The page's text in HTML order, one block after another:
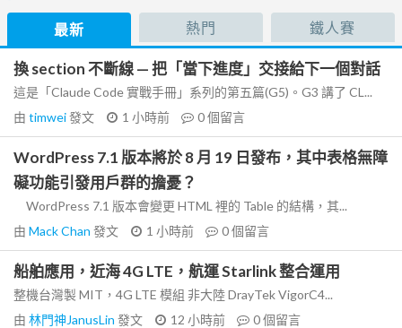
最新 熱門 鐵人賽
換 section 不斷線 — 把「當下進度」交接給下一個對話
這是「Claude Code 實戰手冊」系列的第五篇(G5)。G3 講了 CL...
由 timwei發文 1 小時前 0個留言
WordPress 7.1 版本將於 8 月 19 日發布，其中表格無障
礙功能引發用戶群的擔憂？
WordPress 7.1 版本會變更 HTML 裡的 Table 的結構，其...
由 Mack Chan 發文 1 小時前 0個留言
船舶應用，近海 4G LTE，航運 Starlink 整合運用
整機台灣製 MIT，4G LTE 模組 非大陸 DrayTek VigorC4...
由 林門神JanusLin 發文 12 小時前 0個留言